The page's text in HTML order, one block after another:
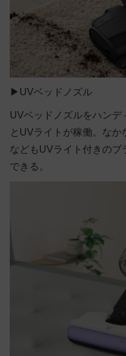
▶UVベッドノズル
UVベッドノズルをハンデ
とUVライトが稼働。なか
などもUVライト付きの
できる。